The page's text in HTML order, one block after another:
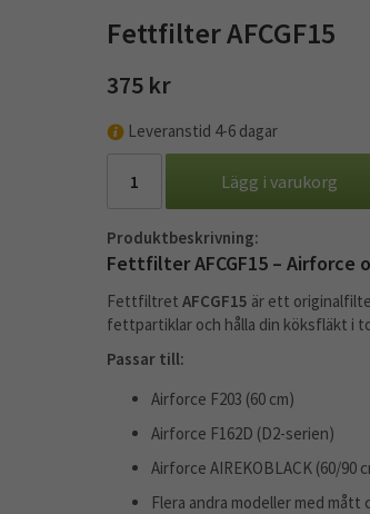
Fettfilter AFCGF15
375 kr
Leveranstid 4-6 dagar
Lägg i varukorg
Produktbeskrivning:
Fettfilter AFCGF15 – Airforce
Fettfiltret AFCGF15 är ett
fettpartiklar och hålla din köksfläkt i
Passar till:
Airforce F203 (60 cm)
Airforce F162D (D2-serien)
Airforce AIREKOBLACK (60/90
Flera andra modeller med mått